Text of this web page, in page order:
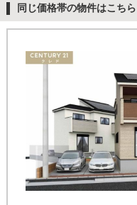
同じ価格帯の物件はこちら